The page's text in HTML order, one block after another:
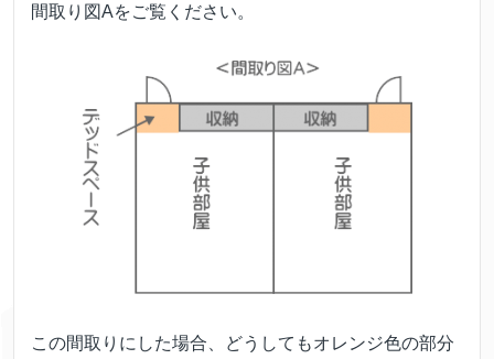
間取り図Aをご覧ください。
この間取りにした場合、どうしてもオレンジ色の部分